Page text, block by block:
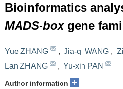
Bioinformatics
MADS-boxgene
Yue ZHANG , Jia-qi WANG ,
Lan ZHANG
, Yu-xin PAN
Author information +